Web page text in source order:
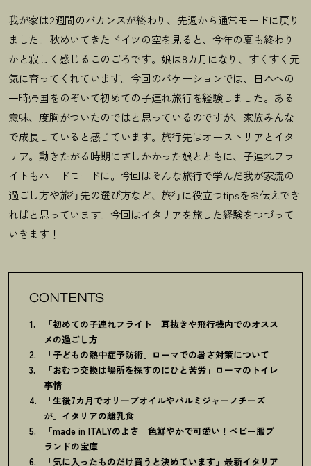
我が家は2週間のバカンスが終わり、先週から通常モードに戻り
ました。秋めいてきたドイツの空を見ると、今年の夏も終わり
かと寂しく感じるこのごろです。娘は8カ月になり、すくすく元
気に育ってくれています。今回のバケーションでは、日本への
一時帰国をのぞいて初めての子連れ旅行を経験しました。ある
意味、度胸がついたのではと思っているのですが、家族みんな
で成長していると感じています。旅行先はオーストリアとイタ
リア。動きたがる時期にさしかかった娘とともに、 子連れフラ
イトもハードモードに。今回はそんな旅行で学んだ我が家流の
過ごし方や旅行先の選び方など、旅行に役立つtipsをお伝えでき
ればと思っています。今回はイタリアを旅した経験をつづって
いきます！
CONTENTS
「初めての子連れフライト」耳抜きや飛行機内でのオスス
メの過ごし方
「子どもの熱中症予防術」ローマでの暑さ対策について
「おむつ交換は場所を探すのにひと苦労」ローマのトイレ
事情
「生後7カ月でオリーブオイルやパルミジャーノチーズ
が」イタリアの離乳食
「made in ITALYのよさ」色鮮やかで可愛い ！ ベビー服ブ
ランドの宝庫
「気に入ったものだけ買うと決めています」最新イタリア